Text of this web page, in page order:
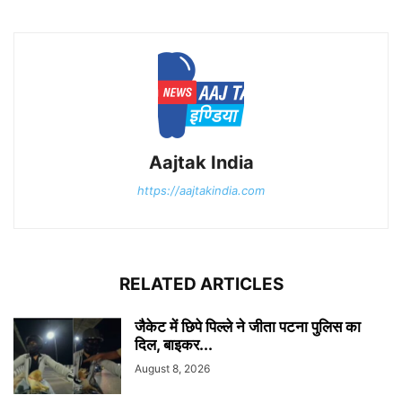
Aajtak India
https://aajtakindia.com
RELATED ARTICLES
जैकेट में छिपे पिल्ले ने जीता पटना पुलिस का
दिल, बाइकर...
August 8, 2026